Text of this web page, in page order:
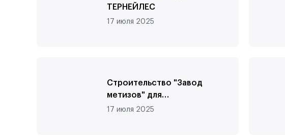
Узнать
ТЕРНЕЙЛЕС
17 июля 2025
Строительство "Завод
метизов" для
Примстроитель
17 июля 2025